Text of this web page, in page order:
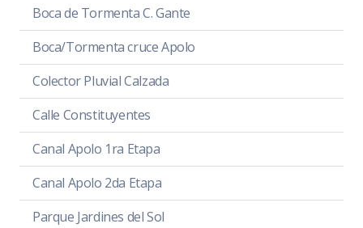
Boca de Tormenta C. Gante
Boca/Tormenta cruce Apolo
Colector Pluvial Calzada
Calle Constituyentes
Canal Apolo 1ra Etapa
Canal Apolo 2da Etapa
Parque Jardines del Sol